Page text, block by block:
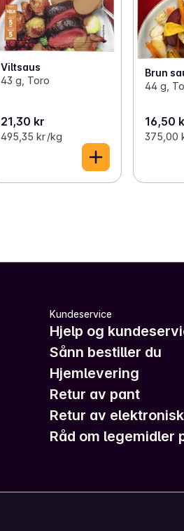
Viltsaus
43 g, Toro
21,30 kr
495,35 kr /kg
Brun
44 g,
16,50
375,00
Kundeservice
Hjelp og
Sånn bestiller du
Hjemlevering
Retur av pant
Retur av
Råd om legemidler